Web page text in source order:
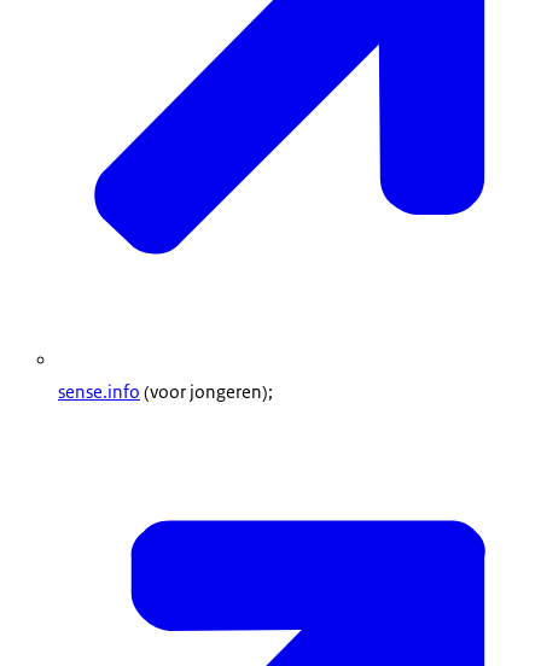
sense.info (voor jongeren);